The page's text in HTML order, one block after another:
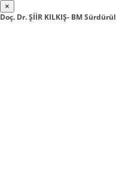
×
Doç. Dr. ŞİİR KILKIŞ- BM